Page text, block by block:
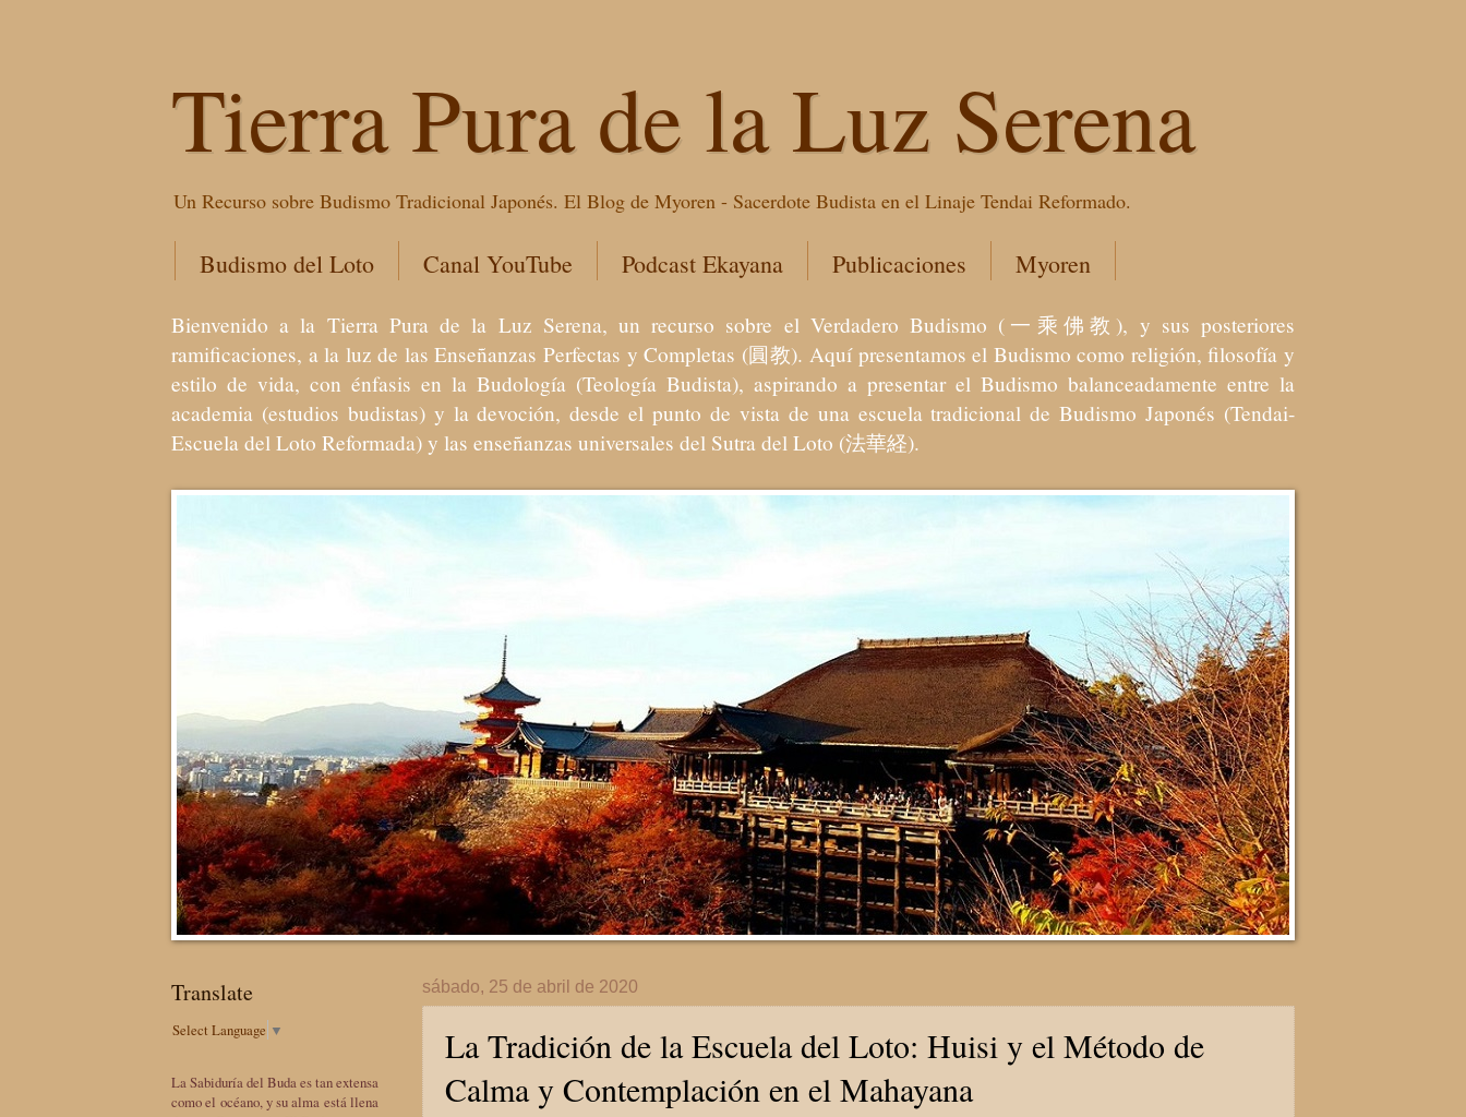
Tierra Pura de la Luz Serena
Un Recurso sobre Budismo Tradicional Japonés. El Blog de Myoren - Sacerdote Budista en el Linaje Tendai Reformado.
Budismo del Loto Canal YouTube Podcast Ekayana Publicaciones Myoren
Bienvenido a la Tierra Pura de la Luz Serena, un recurso sobre el Verdadero Budismo (一乘佛教), y sus posteriores
ramificaciones, a la luz de las Enseñanzas Perfectas y Completas (圓教). Aquí presentamos el Budismo como religión, filosofía y
estilo de vida, con énfasis en la Budología (Teología Budista), aspirando a presentar el Budismo balanceadamente entre la
academia (estudios budistas) y la devoción, desde el punto de vista de una escuela tradicional de Budismo Japonés (Tendai-
Escuela del Loto Reformada) y las enseñanzas universales del Sutra del Loto (法華経).
sábado, 25 de abril de 2020
La Tradición de la Escuela del Loto: Huisi y el Método de
Calma y Contemplación en el Mahayana
Translate
Select Language ▼
La Sabiduría del Buda es tan extensa
como el océano, y su alma está llena